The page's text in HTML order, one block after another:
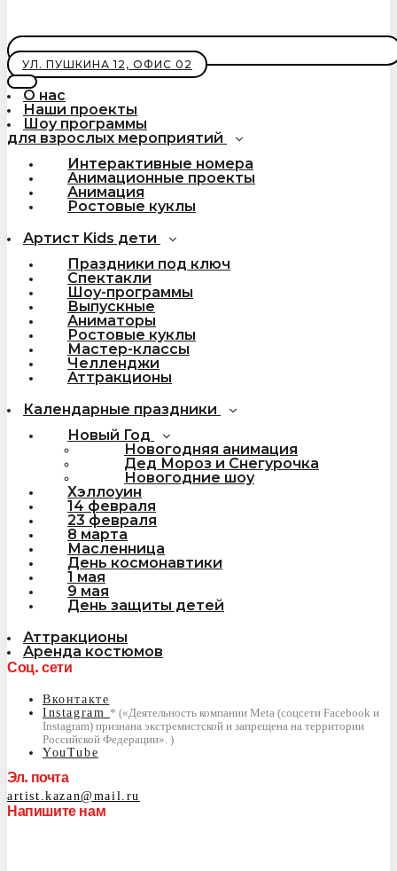
УЛ. ПУШКИНА 12, ОФИС 02
О нас
Наши проекты
Шоу программы
для взрослых мероприятий
Интерактивные номера
Анимационные проекты
Анимация
Ростовые куклы
Артист Kids дети
Праздники под ключ
Спектакли
Шоу-программы
Выпускные
Аниматоры
Ростовые куклы
Мастер-классы
Челленджи
Аттракционы
Календарные праздники
Новый Год
Новогодняя анимация
Дед Мороз и Снегурочка
Новогодние шоу
Хэллоуин
14 февраля
23 февраля
8 марта
Масленница
День космонавтики
1 мая
9 мая
День защиты детей
Аттракционы
Аренда костюмов
Соц. сети
Вконтакте
Instagram
YouTube
Эл. почта
artist.kazan@mail.ru
Напишите нам